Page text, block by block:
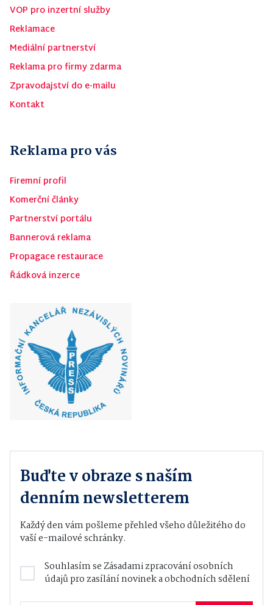
VOP pro inzertní služby
Reklamace
Mediální partnerství
Reklama pro firmy zdarma
Zpravodajství do e-mailu
Kontakt
Reklama pro vás
Firemní profil
Komerční články
Partnerství portálu
Bannerová reklama
Propagace restaurace
Řádková inzerce
Buďte v obraze s naším
denním newsletterem
Každý den vám pošleme přehled všeho důležitého do
vaší e-mailové schránky.
Souhlasím seZásadami zpracování osobních
údajůpro zasílání novinek a obchodních sdělení